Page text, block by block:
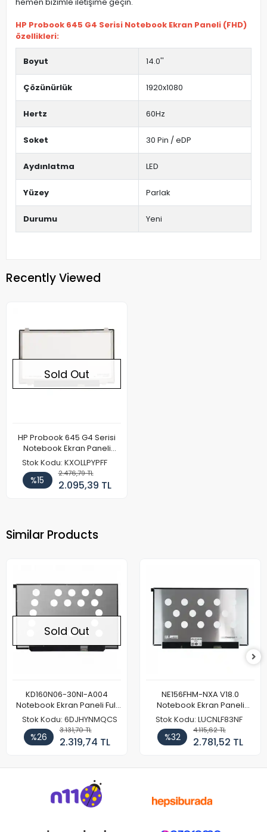
HP Probook 645 G4 Serisi Notebook Ekran Paneli (FHD)
özellikleri:
Boyut 14.0''
Çözünürlük 1920x1080
Hertz 60Hz
Soket 30 Pin / eDP
Aydınlatma LED
Yüzey Parlak
Durumu Yeni
Recently Viewed
Sold Out
HP Probook 645 G4 Serisi
Notebook Ekran Paneli
(FHD)
Stok Kodu: KXOLLPYPFF
%15
2.476,79 TL
2.095,39 TL
Similar Products
Sold Out
KD160N06-30NI-A004
Notebook Ekran Paneli Full
HD
Stok Kodu: 6DJHYNMQCS
%26
3.131,70 TL
2.319,74 TL
NE156FHM-NXA V18.0
Notebook Ekran Paneli
144Hz
Stok Kodu: LUCNLF83NF
%32
4.115,62 TL
2.781,52 TL